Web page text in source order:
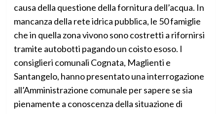
causa della questione della fornitura dell’acqua. In
mancanza della rete idrica pubblica, le 50 famiglie
che in quella zona vivono sono costretti a rifornirsi
tramite autobotti pagando un coisto esoso. I
consiglieri comunali Cognata, Maglienti e
Santangelo, hanno presentato una interrogazione
all’Amministrazione comunale per sapere se sia
pienamente a conoscenza della situazione di